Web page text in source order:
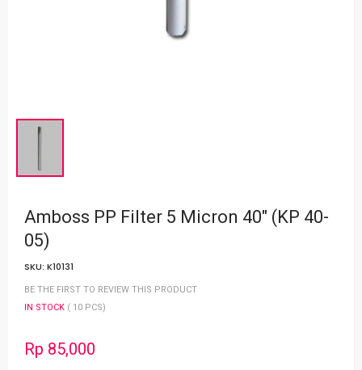
Amboss PP Filter 5 Micron 40" (KP 40-
05)
SKU: K10131
BE THE FIRST TO REVIEW THIS PRODUCT
IN STOCK ( 10 PCS)
Rp 85,000